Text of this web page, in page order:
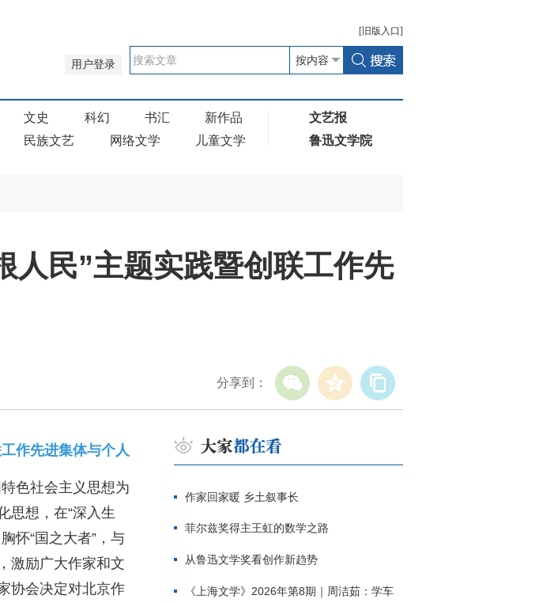
[ 旧版 入口]
用户登录
文史 科幻 书汇
新作品
民族文艺 网络文学 儿童文学
文艺报
鲁迅文学院
人民”主题实践暨创联工作先
分享到：
作先进集体与个人
色社会主义思想为
思想，在“深入生
怀“国之大者”，与
激励广大作家和文
协会决定对北京作
作家回家暖 乡土叙事长
菲尔兹奖得主王虹的数学之路
从鲁迅文学奖看创作新趋势
《上海文学》2026年第8期｜周洁茹：学车